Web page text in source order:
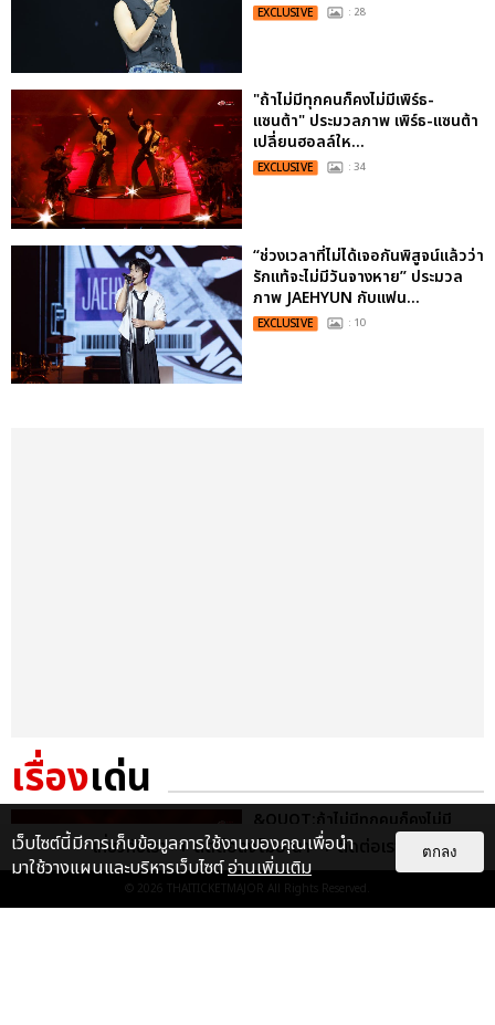
EXCLUSIVE : 28
"ถ้าไม่มีทุกคนก็คงไม่มีเพิร์ธ-
แซนต้า" ประมวลภาพ เพิร์ธ-แซนต้า
เปลี่ยนฮอลล์ให...
EXCLUSIVE : 34
“ช่วงเวลาที่ไม่ได้เจอกันพิสูจน์แล้วว่า
รักแท้จะไม่มีวันจางหาย” ประมวล
ภาพ JAEHYUN กับแฟน...
EXCLUSIVE : 10
เรื่องเด่น
&QUOT;ถ้าไม่มีทุกคนก็คงไม่มี
เพิร์ธ-แซนต้า&QUOT; ประมวล
ภาพ เพิร์ธ-แซนต้า เปลี่ยน
ฮอลล์ให...
EXCLUSIVE : 34
เกี่ยวกับเรา ติดต่อลงโฆษณา ติดต่อเรา
© 2026 THAITICKETMAJOR All Rights Reserved.
เว็บไซต์นี้มีการเก็บข้อมูลการใช้งานของคุณเพื่อนำ
มาใช้วางแผนและบริหารเว็บไซต์อ่านเพิ่มเติม
ตกลง